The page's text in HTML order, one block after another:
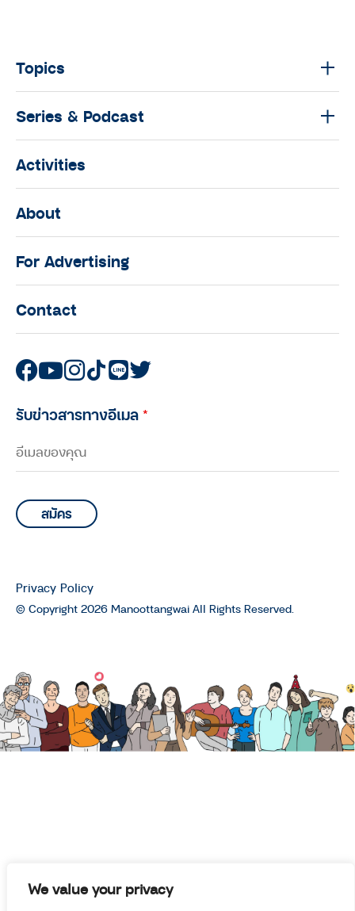
We value your privacy
Topics
Series & Podcast
Activities
About
For Advertising
Contact
รับข่าวสารทางอีเมล*
© Copyright 2026 Manoottangwai All Rights Reserved.
Privacy Policy